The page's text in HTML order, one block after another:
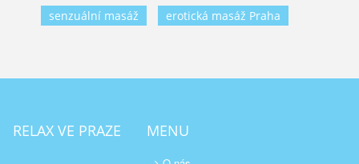
senzuální masáž
erotická masáž Praha
RELAX VE PRAZE MENU